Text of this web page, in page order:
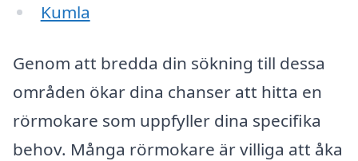
Kumla
Genom att bredda din sökning till dessa
områden ökar dina chanser att hitta en
rörmokare som uppfyller dina specifika
behov. Många rörmokare är villiga att åka